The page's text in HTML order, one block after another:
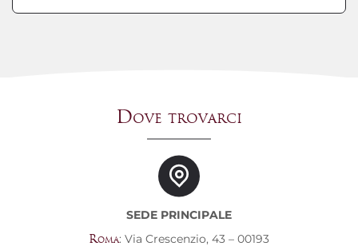
Dove trovarci
SEDE PRINCIPALE
Roma: Via Crescenzio, 43 – 00193